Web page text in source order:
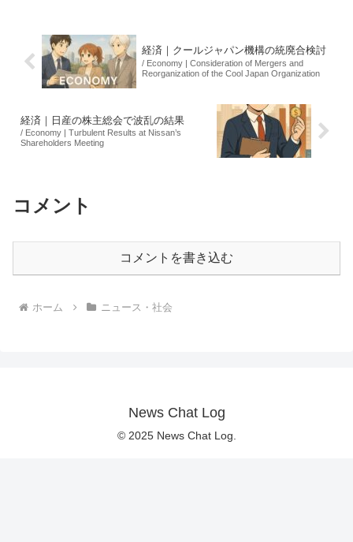
経済｜クールジャパン機構の統廃合検討
/ Economy | Consideration of Mergers and
Reorganization of the Cool Japan Organization
経済｜日産の株主総会で波乱の結果
/ Economy | Turbulent Results at Nissan’s
Shareholders Meeting
コメント
コメントを書き込む
ホーム ニュース・社会
News Chat Log
© 2025 News Chat Log.